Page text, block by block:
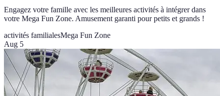
Engagez votre famille avec les meilleures activités à intégrer dans
votre Mega Fun Zone. Amusement garanti pour petits et grands !
activités familialesMega Fun Zone
Aug 5